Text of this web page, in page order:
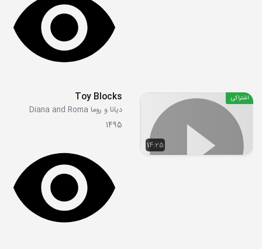
14:25
اشتراکی Toy Blocks
دیانا و روما Diana and Roma
1495